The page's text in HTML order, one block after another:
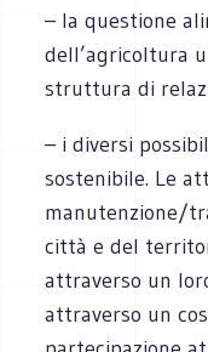
– la questione
dell’agricoltura
struttura di
– i diversi
sostenibile. Le
manutenzione/
città e del
attraverso un
attraverso un